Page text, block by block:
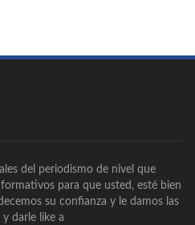
del periodismo de nivel que
para que usted, esté bien
su confianza y le damos las
darle like a